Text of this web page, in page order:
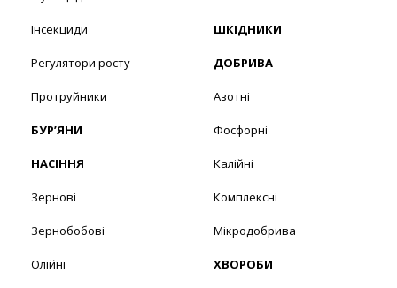
Інсекциди
Регулятори росту
Протруйники
БУР’ЯНИ
НАСІННЯ
Зернові
Зернобобові
Олійні
ШКІДНИКИ
ДОБРИВА
Азотні
Фосфорні
Калійні
Комплексні
Мікродобрива
ХВОРОБИ